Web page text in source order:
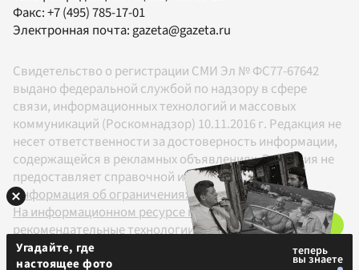
Факс:+7 (495) 785-17-01
Электронная почта:gazeta@gazeta.ru
Свидетельство о регистрации СМИ Эл № ФС77-67642
выдано федеральной службой по надзору в сфере
связи, информационных технологий и массовых
коммуникаций (Роскомнадзор) 10.11.2016 г. Редакция не
несет ответственности за достоверность информации,
содержащейся в рекламных объявлениях. Редакция не
предоставляет справочной информации.
Информация об ограничениях
На информационном ресурсе применяются
рекомендательные технологии в соответствии с
Правилами
Угадайте, где
настоящее фото